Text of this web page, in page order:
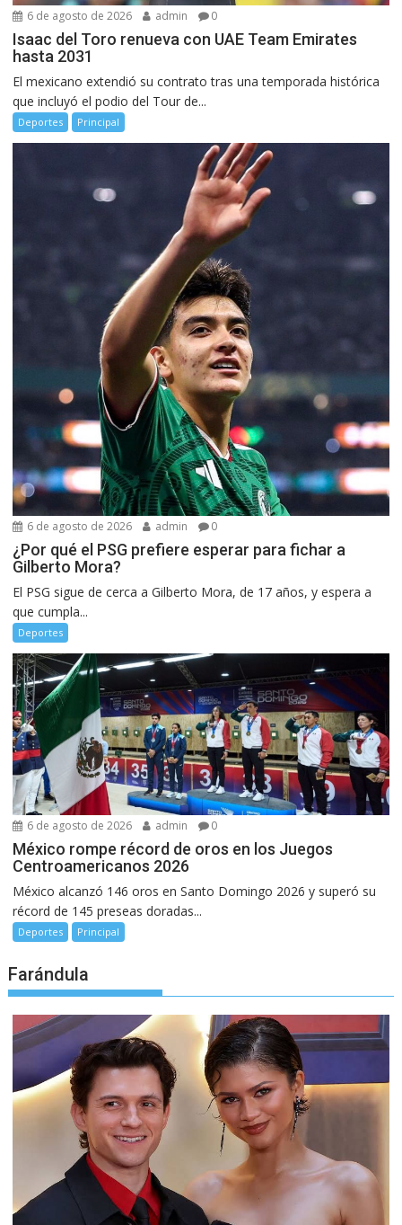
6 de agosto de 2026 admin 0
Isaac del Toro renueva con UAE Team Emirates
hasta 2031
El mexicano extendió su contrato tras una temporada histórica
que incluyó el podio del Tour de...
Deportes Principal
6 de agosto de 2026 admin 0
¿Por qué el PSG prefiere esperar para fichar a
Gilberto Mora?
El PSG sigue de cerca a Gilberto Mora, de 17 años, y espera a
que cumpla...
Deportes
6 de agosto de 2026 admin 0
México rompe récord de oros en los Juegos
Centroamericanos 2026
México alcanzó 146 oros en Santo Domingo 2026 y superó su
récord de 145 preseas doradas...
Deportes Principal
Farándula